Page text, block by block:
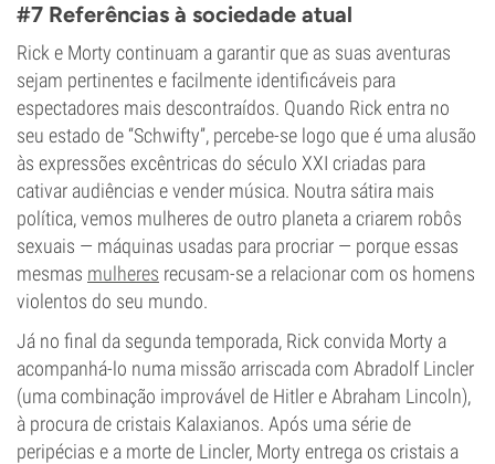
#7 Referências à sociedade atual
Rick e Morty continuam a garantir que as suas aventuras
sejam pertinentes e facilmente identificáveis para
espectadores mais descontraídos. Quando Rick entra no
seu estado de “Schwifty”, percebe-se logo que é uma alusão
às expressões excêntricas do século XXI criadas para
cativar audiências e vender música. Noutra sátira mais
política, vemos mulheres de outro planeta a criarem robôs
sexuais — máquinas usadas para procriar — porque essas
mesmas mulheres recusam-se a relacionar com os homens
violentos do seu mundo.
Já no final da segunda temporada, Rick convida Morty a
acompanhá-lo numa missão arriscada com Abradolf Lincler
(uma combinação improvável de Hitler e Abraham Lincoln),
à procura de cristais Kalaxianos. Após uma série de
peripécias e a morte de Lincler, Morty entrega os cristais a